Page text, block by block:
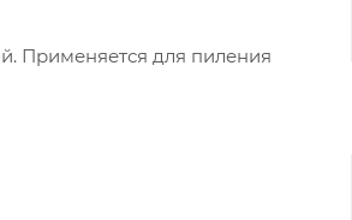
Применяется для пиления